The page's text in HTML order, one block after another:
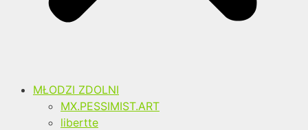
MŁODZI ZDOLNI
MX.PESSIMIST.ART
libertte